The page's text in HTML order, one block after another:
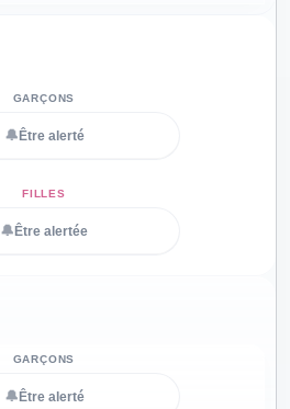
🔔 Être alerté
🔔 Être alertée
🔔 Être alerté